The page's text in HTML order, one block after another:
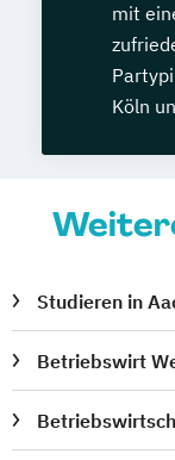
mit
Köln
Studieren in
Betriebswirt